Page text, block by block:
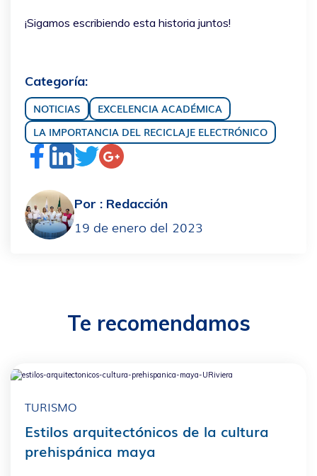
¡Sigamos escribiendo esta historia juntos!
Categoría:
NOTICIAS
EXCELENCIA ACADÉMICA
LA IMPORTANCIA DEL RECICLAJE ELECTRÓNICO
Por : Redacción
19 de enero del 2023
Te recomendamos
TURISMO
Estilos arquitectónicos de la cultura
prehispánica maya